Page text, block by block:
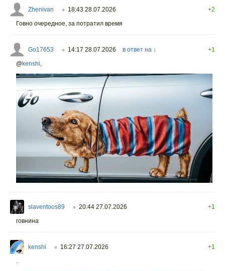
Zhenivan ○ 18:43 28.07.2026
+2
Говно очередное, за потратил время
Go17653 ○ 14:17 28.07.2026 в ответ на ↓
+1
@kenshi,
slaventoos89 ○ 20:44 27.07.2026
+1
говнина
kenshi ○ 16:27 27.07.2026
+1
.